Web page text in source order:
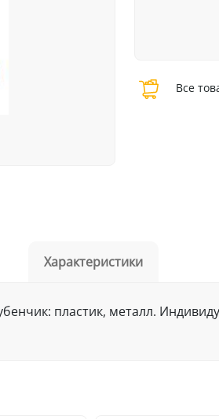
Все
Характеристики
пластик, металл.